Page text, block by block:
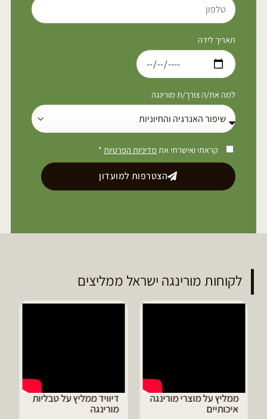
תאריך לידה
למה את/ה צורך/ת מורינגה
קראתי ואישרתי את מדיניות הפרטיות*
הצטרפות למועדון
לקוחות מורינגה ישראל ממליצים
ממליץ על מוצרי מורינגה
איכותיים
דיוויד ממליץ על טבליות
מורינגה